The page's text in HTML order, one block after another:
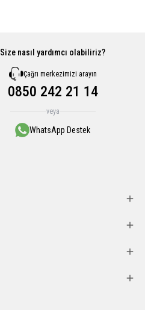
Size nasıl yardımcı olabiliriz?
Çağrı merkezimizi arayın
0850 242 21 14
veya
WhatsApp Destek